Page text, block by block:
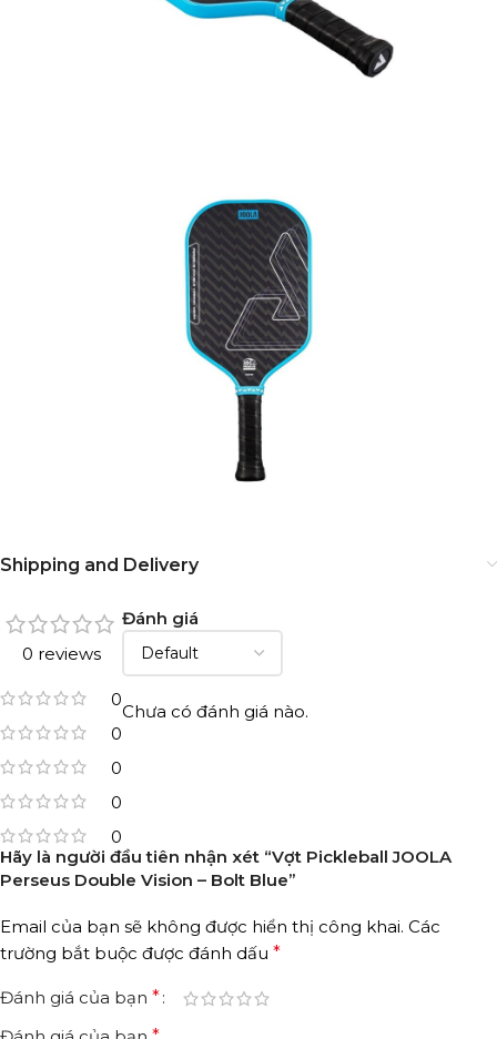
Shipping and Delivery
0 reviews
0
0
0
0
0
Đánh giá
Chưa có đánh giá nào.
Hãy là người đầu tiên nhận xét “Vợt Pickleball JOOLA
Perseus Double Vision – Bolt Blue”
Email của bạn sẽ không được hiển thị công khai. Các
trường bắt buộc được đánh dấu *
Đánh giá của bạn *